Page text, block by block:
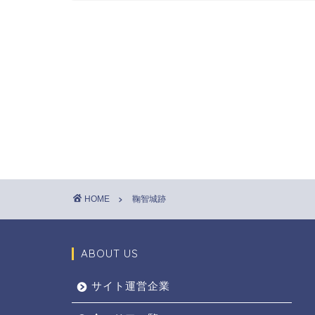
HOME 鞠智城跡
ABOUT US
サイト運営企業